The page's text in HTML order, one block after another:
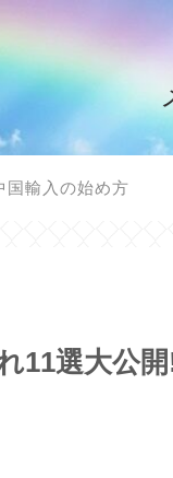
国輸入の始め方
11選大公